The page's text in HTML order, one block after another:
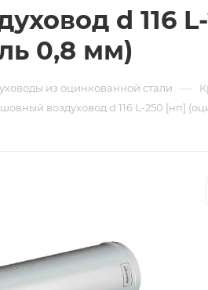
d 116
0,8 мм)
из оцинкованной стали —
воздуховод d 116 L-250 [нп]